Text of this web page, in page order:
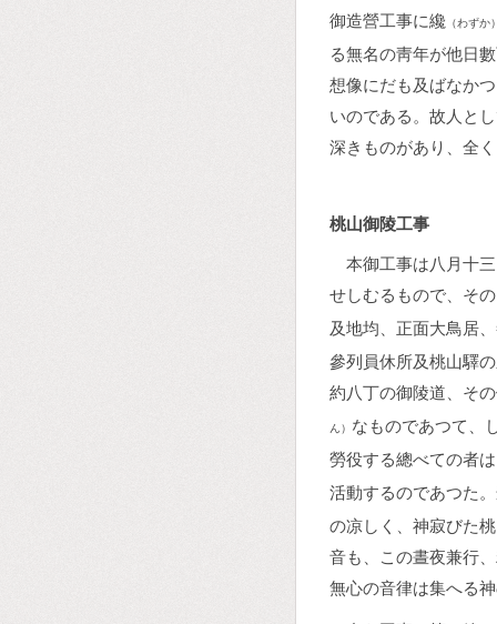
御造營工事に纔 （わずか
る無名の靑年が他日
想像にだも及ばなか
いのである。故人と
深きものがあり、全
桃山御陵工事
本御工事は八月十
せしむるもので、そ
及地均、正面大鳥居
參列員休所及桃山驛
約八丁の御陵道、そ
ん） なものであつて、
勞役する總べての者
活動するのであつた
の凉しく、神寂びた
音も、この晝夜兼行
無心の音律は集へる